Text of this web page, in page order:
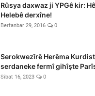
Rûsya daxwaz ji YPGê kir:
Helebê derxîne!
Berfanbar 29, 2016 0
Serokwezîrê Herêma
serdaneke fermî gihîşte
Sibat 16, 2023 0